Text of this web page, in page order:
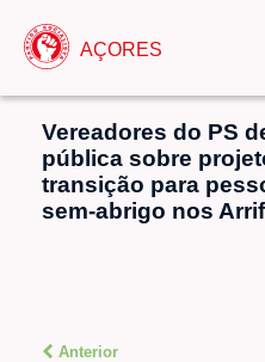
AÇORES
Vereadores do PS
pública sobre
transição para
sem-abrigo nos
Anterior